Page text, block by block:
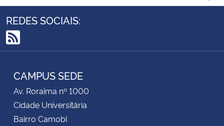
REDES SOCIAIS:
RSS
CAMPUS SEDE
Av. Roraima nº 1000
Cidade Universitária
Bairro Camobi